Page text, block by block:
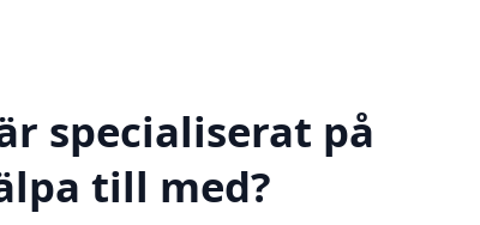
specialiserat på
till med?